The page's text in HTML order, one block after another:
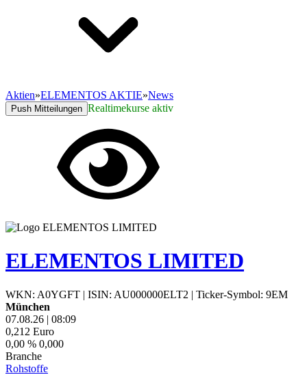
Aktien»ELEMENTOS AKTIE»News
Push Mitteilungen Realtimekurse aktiv
ELEMENTOS LIMITED
WKN: A0YGFT | ISIN: AU000000ELT2 | Ticker-Symbol: 9EM
München
07.08.26 | 08:09
0,212 Euro
0,00 % 0,000
Branche
Rohstoffe